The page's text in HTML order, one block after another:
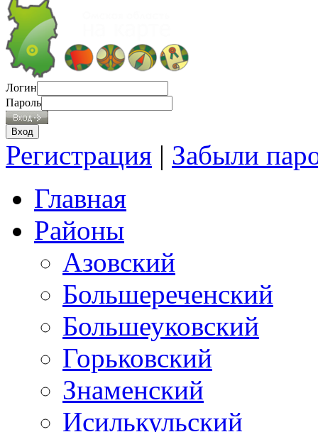
Логин
Пароль
Регистрация | Забыли
Главная
Районы
Азовский
Большереченский
Большеуковский
Горьковский
Знаменский
Исилькульский